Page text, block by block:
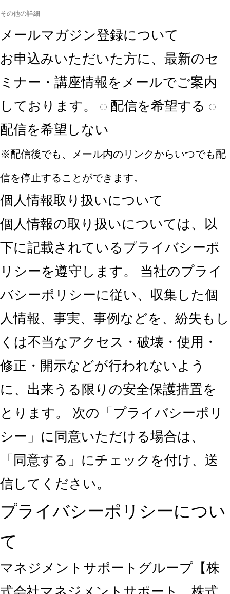
メールマガジン登録について
お申込みいただいた方に、最新のセ
ミナー・講座情報をメールでご案内
しております。
配信を希望する
配信を希望しない
※配信後でも、メール内のリンクからいつでも配
信を停止することができます。
個人情報取り扱いについて
個人情報の取り扱いについては、以
下に記載されているプライバシーポ
リシーを遵守します。 当社のプライ
バシーポリシーに従い、収集した個
人情報、事実、事例などを、紛失もし
くは不当なアクセス・破壊・使用・
修正・開示などが行われないよう
に、出来うる限りの安全保護措置を
とります。 次の「プライバシーポリ
シー」に同意いただける場合は、
「同意する」にチェックを付け、送
信してください。
プライバシーポリシーについ
て
マネジメントサポートグループ【株